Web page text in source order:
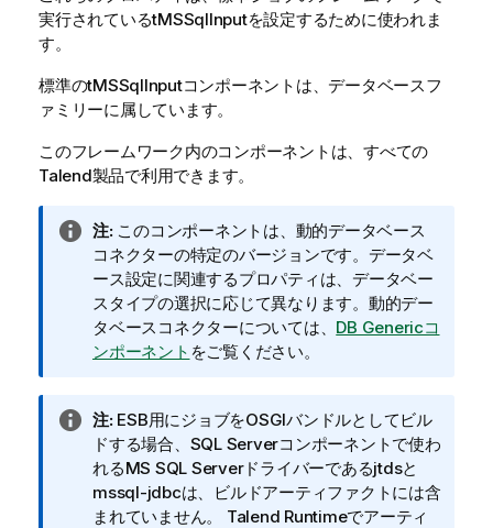
実行されているtMSSqlInputを設定するために使われま
す。
標準のtMSSqlInputコンポーネントは、 データベースフ
ァミリーに属しています。
このフレームワーク内のコンポーネントは、すべての
Talend製品で利用できます。
情
報
メ
モ
注:このコンポーネントは、動的データベース
コネクターの特定のバージョンです。データベ
ース設定に関連するプロパティは、データベー
スタイプの選択に応じて異なります。動的デー
タベースコネクターについては、 DB Genericコ
ンポーネント をご覧ください。
情
報
メ
モ
注:ESB用にジョブをOSGIバンドルとしてビル
ドする場合、SQL Serverコンポーネントで使わ
れるMS SQL Serverドライバーであるjtdsと
mssql-jdbcは、ビルドアーティファクトには含
まれていません。
Talend Runtimeでアーティ